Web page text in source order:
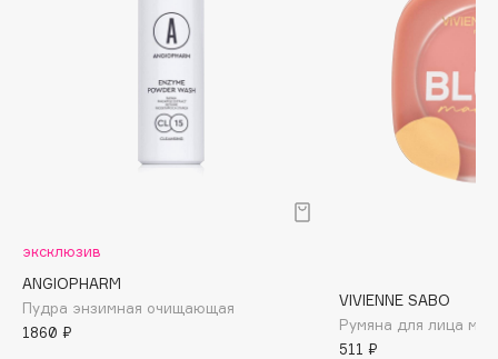
Boadicea The Victorious
BORK
Brunello Cucinelli
Bvlgari
эксклюзив
ANGIOPHARM
Пудра энзимная очищающая
1860 ₽
VIVIENNE SABO
Румяна для лица
511 ₽